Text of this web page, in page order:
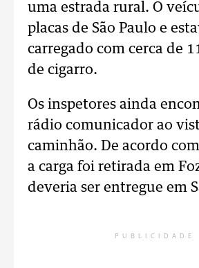
uma estrada rural. O
placas de São Paulo e
carregado com cerca de
de cigarro.
Os inspetores ainda
rádio comunicador ao
caminhão. De acordo
a carga foi retirada em
deveria ser entregue em
PUBLICIDADE